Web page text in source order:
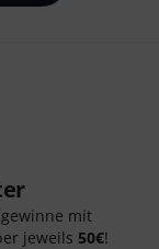
mit
jeweils 50€!